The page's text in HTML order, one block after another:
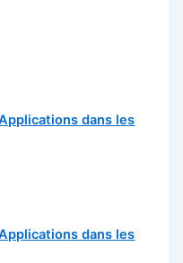
dans les
dans les